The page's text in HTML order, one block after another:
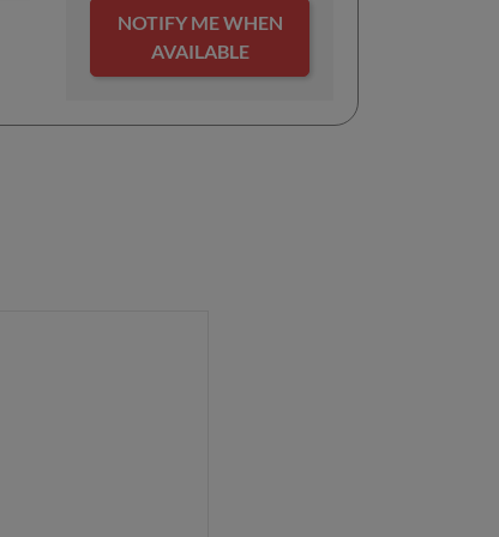
NOTIFY ME WHEN
AVAILABLE